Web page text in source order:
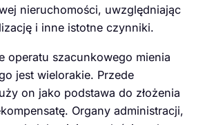
nieruchomości, uwzględniając
i inne istotne czynniki.
operatu szacunkowego mienia
jest wielorakie. Przede
on jako podstawa do złożenia
Organy administracji,